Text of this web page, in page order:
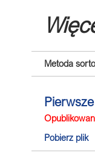
Metoda
Pobierz plik